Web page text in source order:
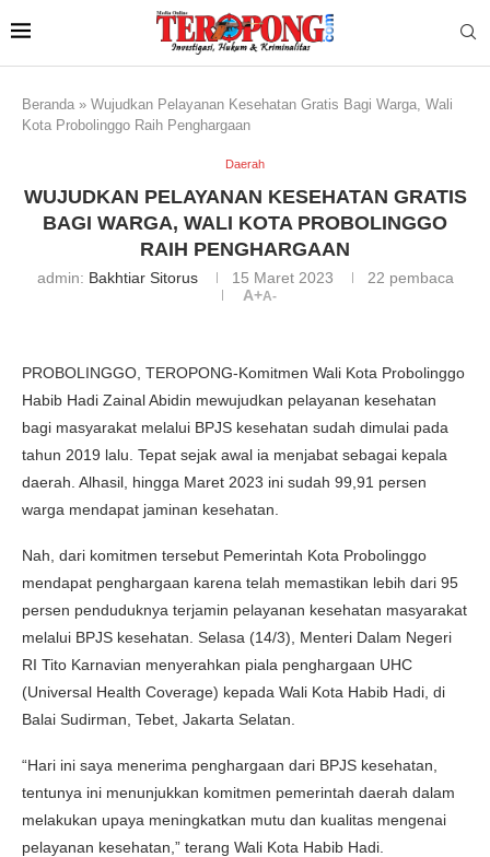
Beranda » Wujudkan Pelayanan Kesehatan Gratis Bagi Warga, Wali
Kota Probolinggo Raih Penghargaan
Daerah
WUJUDKAN PELAYANAN KESEHATAN GRATIS
BAGI WARGA, WALI KOTA PROBOLINGGO
RAIH PENGHARGAAN
admin: Bakhtiar Sitorus 15 Maret 2023 22 pembaca
A+A-
PROBOLINGGO, TEROPONG-Komitmen Wali Kota Probolinggo
Habib Hadi Zainal Abidin mewujudkan pelayanan kesehatan
bagi masyarakat melalui BPJS kesehatan sudah dimulai pada
tahun 2019 lalu. Tepat sejak awal ia menjabat sebagai kepala
daerah. Alhasil, hingga Maret 2023 ini sudah 99,91 persen
warga mendapat jaminan kesehatan.
Nah, dari komitmen tersebut Pemerintah Kota Probolinggo
mendapat penghargaan karena telah memastikan lebih dari 95
persen penduduknya terjamin pelayanan kesehatan masyarakat
melalui BPJS kesehatan. Selasa (14/3), Menteri Dalam Negeri
RI Tito Karnavian menyerahkan piala penghargaan UHC
(Universal Health Coverage) kepada Wali Kota Habib Hadi, di
Balai Sudirman, Tebet, Jakarta Selatan.
“Hari ini saya menerima penghargaan dari BPJS kesehatan,
tentunya ini menunjukkan komitmen pemerintah daerah dalam
melakukan upaya meningkatkan mutu dan kualitas mengenai
pelayanan kesehatan,” terang Wali Kota Habib Hadi.